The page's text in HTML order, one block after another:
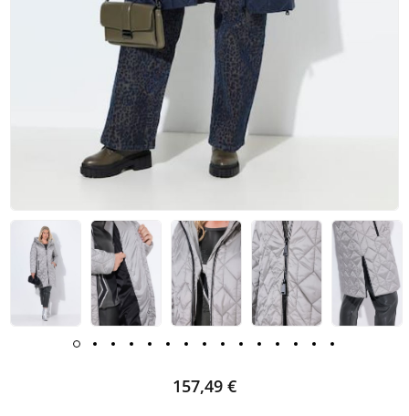
157,49 €